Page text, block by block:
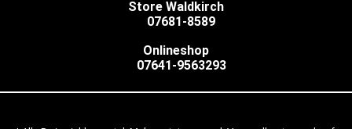
Store Waldkirch
07681-8589
Onlineshop
07641-9563293